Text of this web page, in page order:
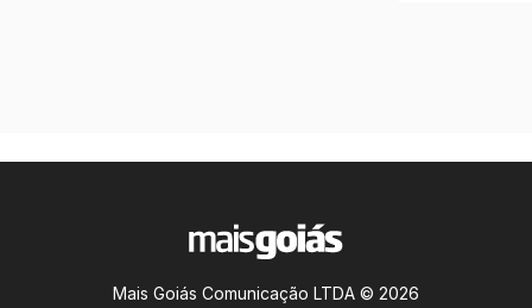
Mais Goiás Comunicação LTDA © 2026